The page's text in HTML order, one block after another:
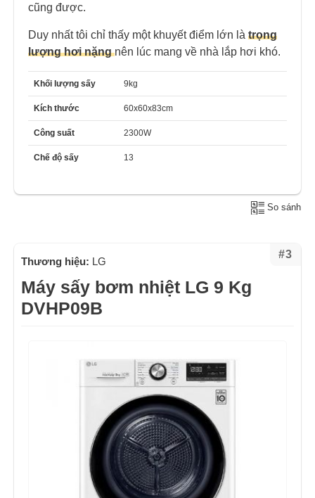
cũng được.
Duy nhất tôi chỉ thấy một khuyết điểm lớn là trọng
lượng hơi nặngnên lúc mang về nhà lắp hơi khó.
Khối lượng sấy 9kg
Kích thước 60x60x83cm
Công suất 2300W
Chế độ sấy 13
So sánh
#3
Thương hiệu: LG
Máy sấy bơm nhiệt LG 9 Kg
DVHP09B